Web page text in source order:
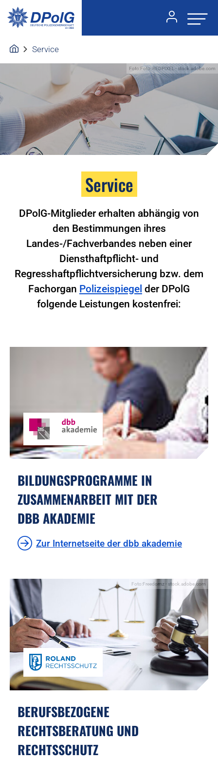
Service
Foto:Foto: REDPIXEL - stock.adobe.com
Service
DPolG-Mitglieder erhalten abhängig von
den Bestimmungen ihres
Landes-/Fachverbandes neben einer
Diensthaftpflicht- und
Regresshaftpflichtversicherung bzw. dem
Fachorgan Polizeispiegel der DPolG
folgende Leistungen kostenfrei:
BILDUNGSPROGRAMME IN
ZUSAMMENARBEIT MIT DER
DBB AKADEMIE
Zur Internetseite der dbb akademie
Foto:Freedomz - stock.adobe.com
BERUFSBEZOGENE
RECHTSBERATUNG UND
RECHTSSCHUTZ